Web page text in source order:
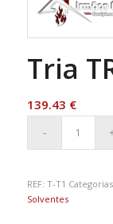
Tria
139.43 €
REF: T-T1
Solventes